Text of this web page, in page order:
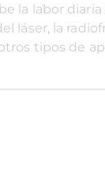
la labor
láser, la
tipos de